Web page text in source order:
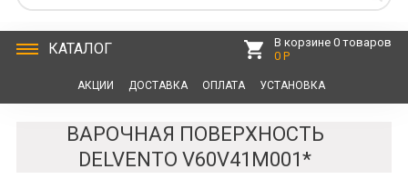
КАТАЛОГ
В корзине 0 товаров
0 Р
АКЦИИ ДОСТАВКА ОПЛАТА УСТАНОВКА
ВАРОЧНАЯ ПОВЕРХНОСТЬ
DELVENTO V60V41M001*